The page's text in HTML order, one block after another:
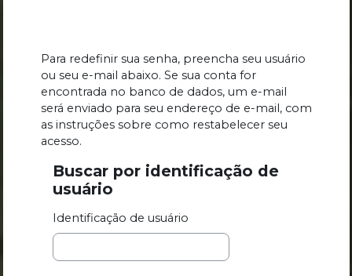
Para redefinir sua senha, preencha seu usuário
ou seu e-mail abaixo. Se sua conta for
encontrada no banco de dados, um e-mail
será enviado para seu endereço de e-mail, com
as instruções sobre como restabelecer seu
acesso.
Buscar por identificação de usuário
Buscar por identificação de
usuário
Identificação de usuário